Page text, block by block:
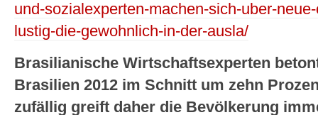
und-sozialexperten-machen-sich-uber-
lustig-die-gewohnlich-in-der-ausla/
Brasilianische Wirtschaftsexperten
Brasilien 2012 im Schnitt um zehn
zufällig greift daher die Bevölkerung